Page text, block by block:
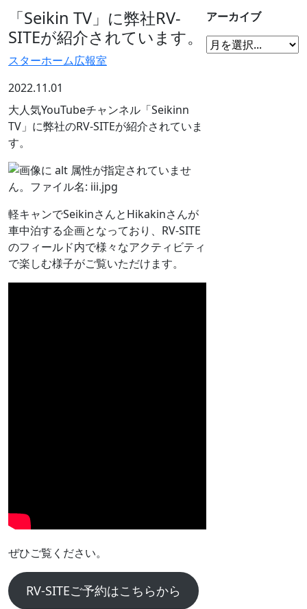
「Seikin TV」に弊社RV-
SITEが紹介されています。
スターホーム広報室
2022.11.01
大人気YouTubeチャンネル「Seikinn
TV」に弊社のRV-SITEが紹介されていま
す。
軽キャンでSeikinさんとHikakinさんが
車中泊する企画となっており、RV-SITE
のフィールド内で様々なアクティビティ
で楽しむ様子がご覧いただけます。
ぜひご覧ください。
RV-SITEご予約はこちらから
アーカイブ